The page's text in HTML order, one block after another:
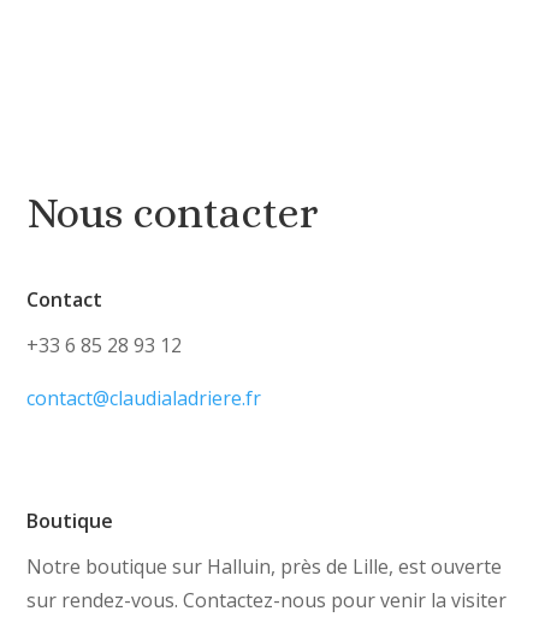
Nous contacter
Contact
+33 6 85 28 93 12
contact@claudialadriere.fr
Boutique
Notre boutique sur Halluin, près de Lille, est ouverte
sur rendez-vous. Contactez-nous pour venir la visiter